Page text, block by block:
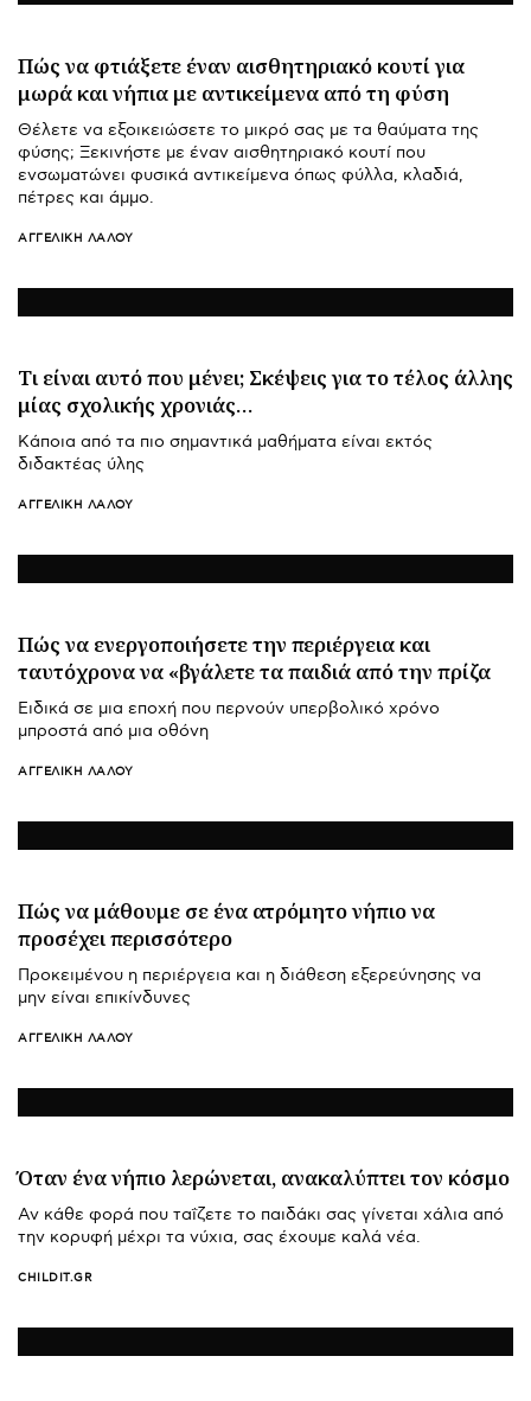
Πώς να φτιάξετε έναν αισθητηριακό κουτί για
μωρά και νήπια με αντικείμενα από τη φύση
Θέλετε να εξοικειώσετε το μικρό σας με τα θαύματα της
φύσης; Ξεκινήστε με έναν αισθητηριακό κουτί που
ενσωματώνει φυσικά αντικείμενα όπως φύλλα, κλαδιά,
πέτρες και άμμο.
ΑΓΓΕΛΙΚΉ ΛΆΛΟΥ
Τι είναι αυτό που μένει; Σκέψεις για το τέλος άλλης
μίας σχολικής χρονιάς…
Κάποια από τα πιο σημαντικά μαθήματα είναι εκτός
διδακτέας ύλης
ΑΓΓΕΛΙΚΉ ΛΆΛΟΥ
Πώς να ενεργοποιήσετε την περιέργεια και
ταυτόχρονα να «βγάλετε τα παιδιά από την πρίζα
Ειδικά σε μια εποχή που περνούν υπερβολικό χρόνο
μπροστά από μια οθόνη
ΑΓΓΕΛΙΚΉ ΛΆΛΟΥ
Πώς να μάθουμε σε ένα ατρόμητο νήπιο να
προσέχει περισσότερο
Προκειμένου η περιέργεια και η διάθεση εξερεύνησης να
μην είναι επικίνδυνες
ΑΓΓΕΛΙΚΉ ΛΆΛΟΥ
Όταν ένα νήπιο λερώνεται, ανακαλύπτει τον κόσμο
Αν κάθε φορά που ταΐζετε το παιδάκι σας γίνεται χάλια από
την κορυφή μέχρι τα νύχια, σας έχουμε καλά νέα.
CHILDIT.GR